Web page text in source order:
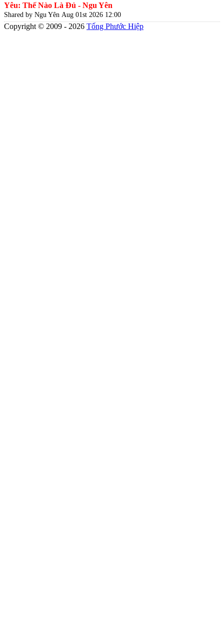
Yêu: Thế Nào Là Đủ - Ngu Yên
Shared by Ngu Yên Aug 01st 2026 12:00
Copyright © 2009 - 2026 Tống Phước Hiệp